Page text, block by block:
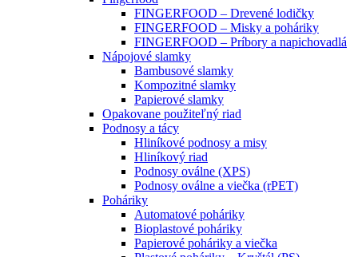
FINGERFOOD – Drevené lodičky
FINGERFOOD – Misky a poháriky
FINGERFOOD – Príbory a napichovadlá
Nápojové slamky
Bambusové slamky
Kompozitné slamky
Papierové slamky
Opakovane použiteľný riad
Podnosy a tácy
Hliníkové podnosy a misy
Hliníkový riad
Podnosy oválne (XPS)
Podnosy oválne a viečka (rPET)
Poháriky
Automatové poháriky
Bioplastové poháriky
Papierové poháriky a viečka